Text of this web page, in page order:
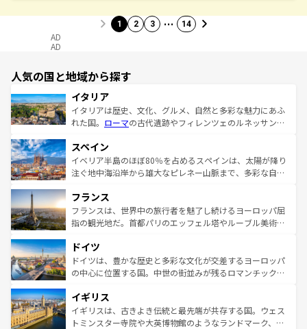
1 2 3 … 14
AD
AD
人気の国と地域から探す
イタリア
イタリアは歴史、文化、グルメ、自然と多彩な魅力にあふ
れた国。 ローマの古代遺跡やフィレンツェのルネッサンス
ろん、トスカーナの美しい田園風景やアマルフィ海岸の絶
景など、自然景観も見逃せない。観光の合間には、本場の
ピザやパスタなど、絶品のイタリア料理を堪能することも
ませてくれるイタリアで、忘れられない旅をしてみよう！
なお、新着のイタリア情報はコンテンツ一覧 を参照してほ
しい。
スペイン
イベリア半島のほぼ80％を占めるスペインは、太陽が降り
注ぐ地中海沿岸から雄大なピレネー山脈まで、多彩な自然
文化が根付くこの国では、情熱的なフラメンコ、熱気あふ
れる闘牛、そして美味しいタパスが生活の一部となってい
る。首都マドリードの洗練された雰囲気や、バルセロナの
の城塞都市、穏やかなビーチリゾートまで多彩な表情を見
せる。地方によって風土や気候が異なるスペインはその個
性で訪れる人を魅了する。 なお、新着のスペイン情報はコ
フランス
フランスは、世界中の旅行者を魅了し続けるヨーロッパ屈
指の観光地だ。首都パリのエッフェル塔やルーブル美術館
で、幅広い魅力が詰まっている。華麗な宮殿、歴史的な大
聖堂、美しいビーチ、そして豊かな自然が、訪れる者を心
から魅了する。また、フランスは美食の国としても知ら
いる。シャンパンの発祥地であるランス、プロヴァンスの
香り高いラベンダー畑など、多彩な楽しみ方が可能だ。さ
らに、パリ以外の地域にも魅力が溢れており、どの街角に
ドイツ
ドイツは、豊かな歴史と多彩な文化が交差するヨーロッパ
の中心に位置する国。中世の街並みが残るロマンチック街
顔を持つこの国は、どこを歩いても飽きることがない。ベ
ルリンの文化的活気、バイエルン州のアルプスの絶景、そ
してライン川沿いのワイン畑といった風景は必見。ビール
イギリス
イギリスは、古きよき伝統と最先端が共存する国。ウェス
トミンスター寺院や大英博物館のようなランドマーク、歴